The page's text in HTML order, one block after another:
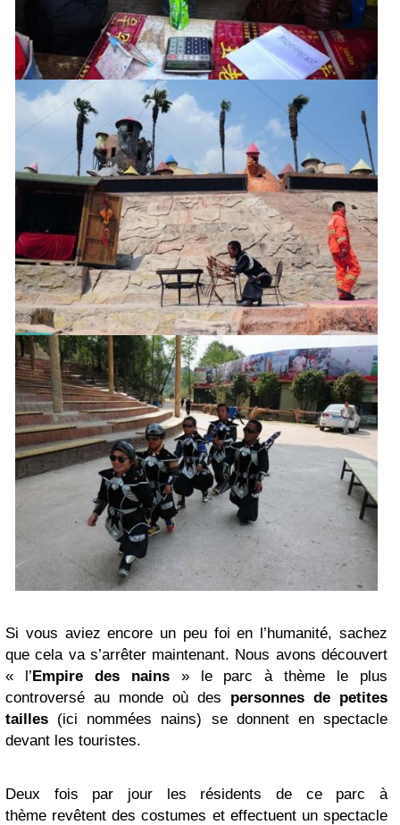
Si vous aviez encore un peu foi en l’humanité, sachez
que cela va s’arrêter maintenant. Nous avons découvert
« l’Empire des nains» le parc à thème le plus
controversé au monde où des personnes de petites
tailles (ici nommées nains) se donnent en spectacle
devant les touristes.
Deux fois par jour les résidents de ce parc à
thème revêtent des costumes et effectuent un spectacle